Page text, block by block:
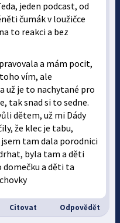
jeden podcast, od
čumák v loužičce
to reakci a bez
a mám pocit,
vím, ale
už je to nachytané pro
tak snad si to sedne.
dětem, už mi Dády
že klec je tabu,
tam dala porodnici
byla tam a děti
domečku a děti ta
Citovat Odpovědět